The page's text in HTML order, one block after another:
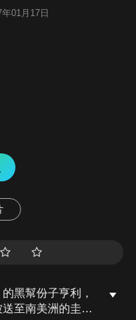
01月17日
黑幫份子亨利，
至南美洲的圭亞